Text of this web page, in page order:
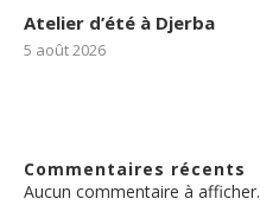
Atelier d’été à Djerba
5 août 2026
Commentaires récents
Aucun commentaire à afficher.